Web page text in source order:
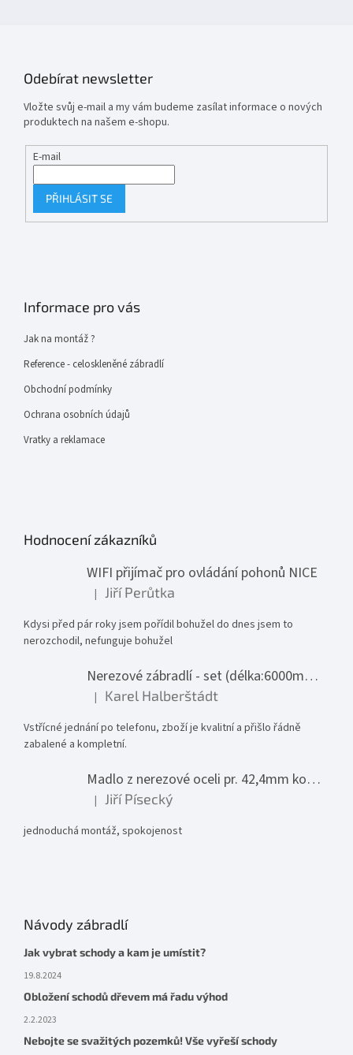
Odebírat newsletter
Vložte svůj e-mail a my vám budeme zasílat informace o nových
produktech na našem e-shopu.
E-mail
PŘIHLÁSIT SE
Informace pro vás
Jak na montáž ?
Reference - celoskleněné zábradlí
Obchodní podmínky
Ochrana osobních údajů
Vratky a reklamace
Hodnocení zákazníků
WIFI přijímač pro ovládání pohonů NICE
Hodnocení produktu je 1 z 5 hvězdiček.
| Jiří Perůtka
Kdysi před pár roky jsem pořídil bohužel do dnes jsem to
nerozchodil, nefunguje bohužel
Nerezové zábradlí - set (délka:6000mm x výška:1000mm)
Hodnocení produktu je 5 z 5 hvězdiček.
| Karel Halberštádt
Vstřícné jednání po telefonu, zboží je kvalitní a přišlo řádně
zabalené a kompletní.
Madlo z nerezové oceli pr. 42,4mm komplet - model 0116 - 3000mm
Hodnocení produktu je 5 z 5 hvězdiček.
| Jiří Písecký
jednoduchá montáž, spokojenost
Návody zábradlí
Jak vybrat schody a kam je umístit?
19.8.2024
Obložení schodů dřevem má řadu výhod
2.2.2023
Nebojte se svažitých pozemků! Vše vyřeší schody